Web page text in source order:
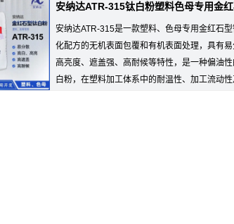
安纳达ATR-315钛白粉塑料色母专用金
安纳达ATR-315是一款塑料、色母专用金红石
化配方的无机表面包覆和有机表面处理，具有易
高亮度、遮盖强、高耐候等特性，是一种偏油
白粉，在塑料加工体系中的耐温性、加工流动